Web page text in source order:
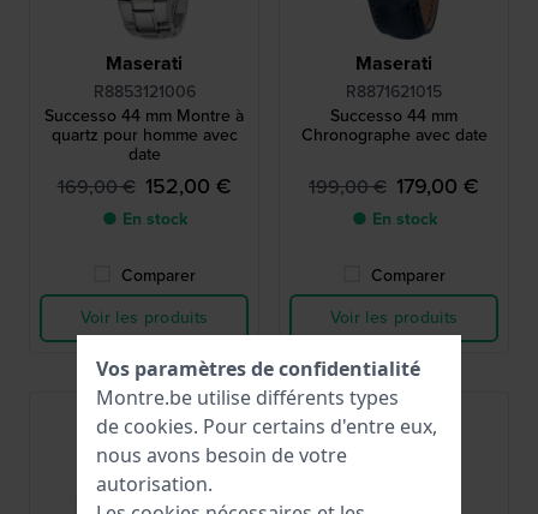
Maserati
R8853121006
Successo 44 mm Montre à
quartz pour homme avec
date
169,00 € 152,00 €
● En stock
Comparer
Voir les produits
Maserati
R8871621015
Successo 44 mm
Chronographe avec date
199,00 € 179,00 €
● En stock
Comparer
Voir les produits
Vos paramètres de confidentialité
Montre.be utilise différents types
de cookies. Pour certains d'entre eux,
nous avons besoin de votre
autorisation.